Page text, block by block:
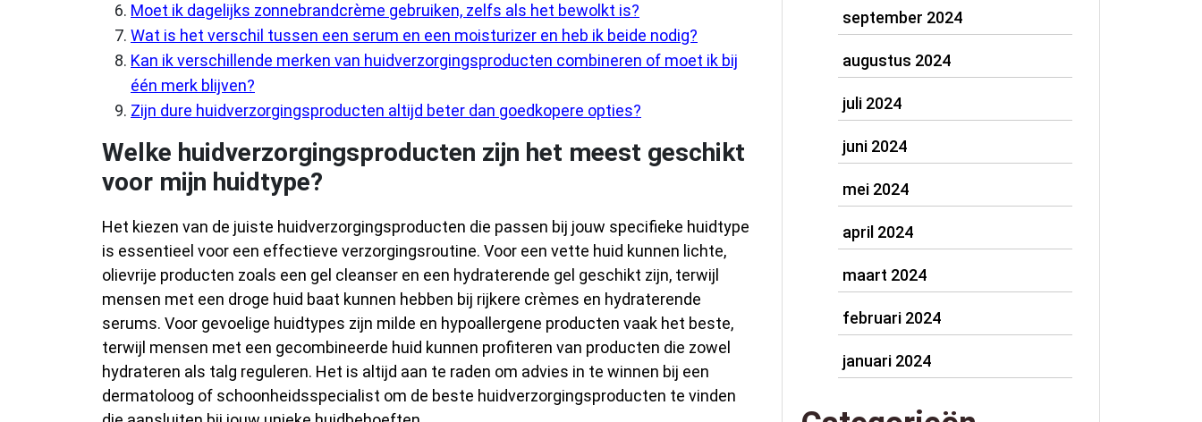
Moet ik dagelijks zonnebrandcrème gebruiken, zelfs als het bewolkt is?
Wat is het verschil tussen een serum en een moisturizer en heb ik beide nodig?
Kan ik verschillende merken van huidverzorgingsproducten combineren of moet ik bij
één merk blijven?
Zijn dure huidverzorgingsproducten altijd beter dan goedkopere opties?
Welke huidverzorgingsproducten zijn het meest geschikt
voor mijn huidtype?
Het kiezen van de juiste huidverzorgingsproducten die passen bij jouw specifieke huidtype
is essentieel voor een effectieve verzorgingsroutine. Voor een vette huid kunnen lichte,
olievrije producten zoals een gel cleanser en een hydraterende gel geschikt zijn, terwijl
mensen met een droge huid baat kunnen hebben bij rijkere crèmes en hydraterende
serums. Voor gevoelige huidtypes zijn milde en hypoallergene producten vaak het beste,
terwijl mensen met een gecombineerde huid kunnen profiteren van producten die zowel
hydrateren als talg reguleren. Het is altijd aan te raden om advies in te winnen bij een
dermatoloog of schoonheidsspecialist om de beste huidverzorgingsproducten te vinden
september 2024
augustus 2024
juli 2024
juni 2024
mei 2024
april 2024
maart 2024
februari 2024
januari 2024